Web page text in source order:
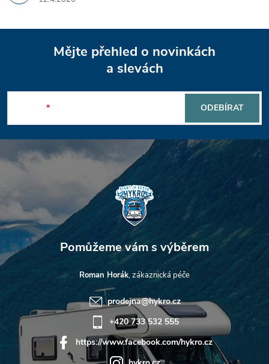
p
a
t
í
Mějte přehled o novinkách
a slevách
ODEBÍRAT
Roman Horák
prodejna@hykro.cz
+420 733 532 555
https://www.facebook.com/hykro.cz